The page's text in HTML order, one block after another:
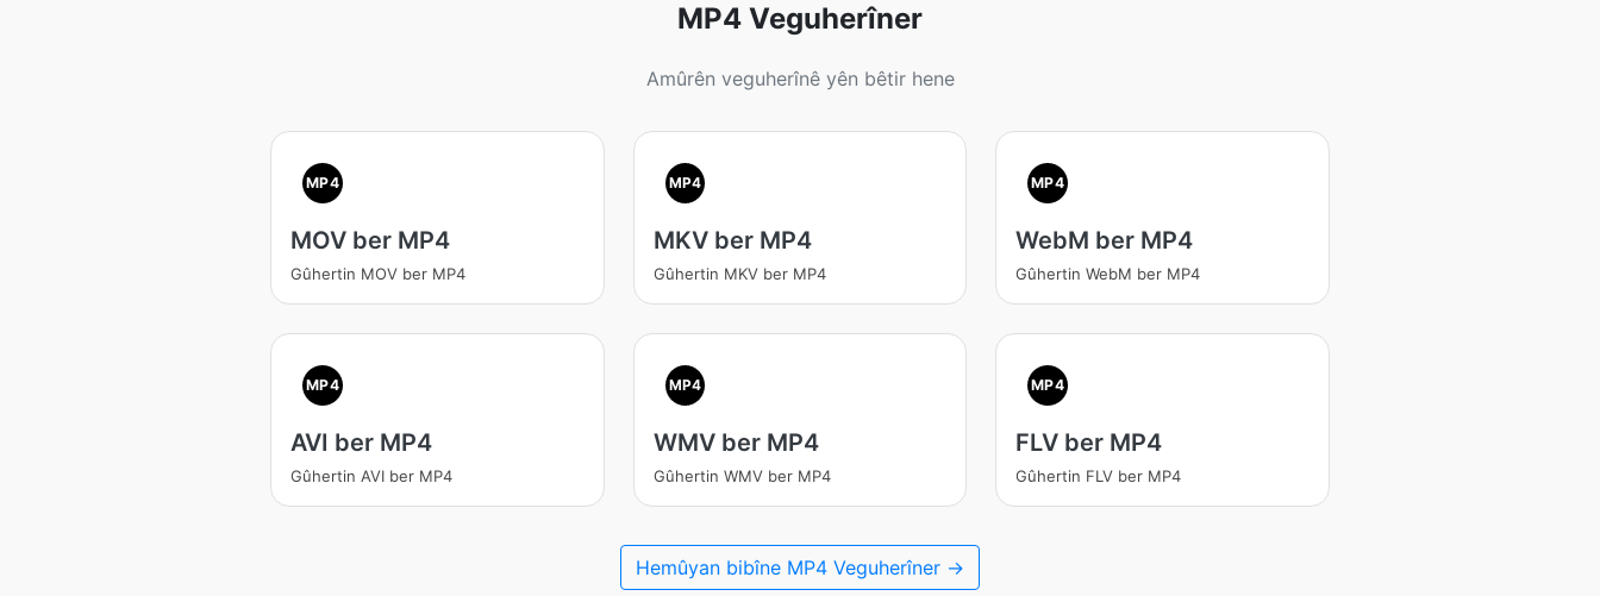
MP4 Veguherîner
Amûrên veguherînê yên bêtir hene
MP4
MOV ber MP4
Gûhertin MOV ber MP4
MP4
MKV ber MP4
Gûhertin MKV ber MP4
MP4
WebM ber MP4
Gûhertin WebM ber MP4
MP4
AVI ber MP4
Gûhertin AVI ber MP4
MP4
WMV ber MP4
Gûhertin WMV ber MP4
MP4
FLV ber MP4
Gûhertin FLV ber MP4
Hemûyan bibîne MP4 Veguherîner →